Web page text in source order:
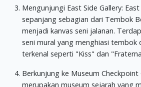
Mengunjungi East Side Gallery:
sepanjang sebagian dari Tembok
menjadi kanvas seni jalanan.
seni mural yang menghiasi tembok
terkenal seperti "Kiss" dan
Berkunjung ke Museum Checkpoint
merupakan museum sejarah yang